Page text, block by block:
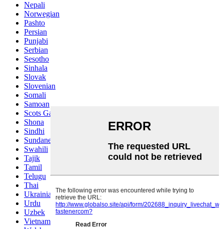
Nepali
Norwegian
Pashto
Persian
Punjabi
Serbian
Sesotho
Sinhala
Slovak
Slovenian
Somali
Samoan
Scots Gaelic
Shona
Sindhi
Sundanese
Swahili
Tajik
Tamil
Telugu
Thai
Ukrainian
Urdu
Uzbek
Vietnamese